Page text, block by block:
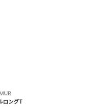
ロングT